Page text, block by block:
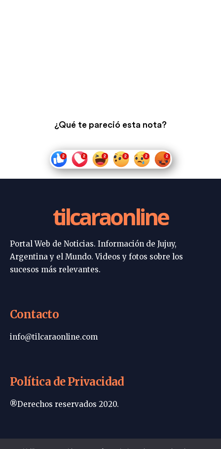
¿Qué te pareció esta nota?
tilcaraonline
Portal Web de Noticias. Información de Jujuy,
Argentina y el Mundo. Videos y fotos sobre los
sucesos más relevantes.
Contacto
info@tilcaraonline.com
Política de Privacidad
®Derechos reservados 2020.